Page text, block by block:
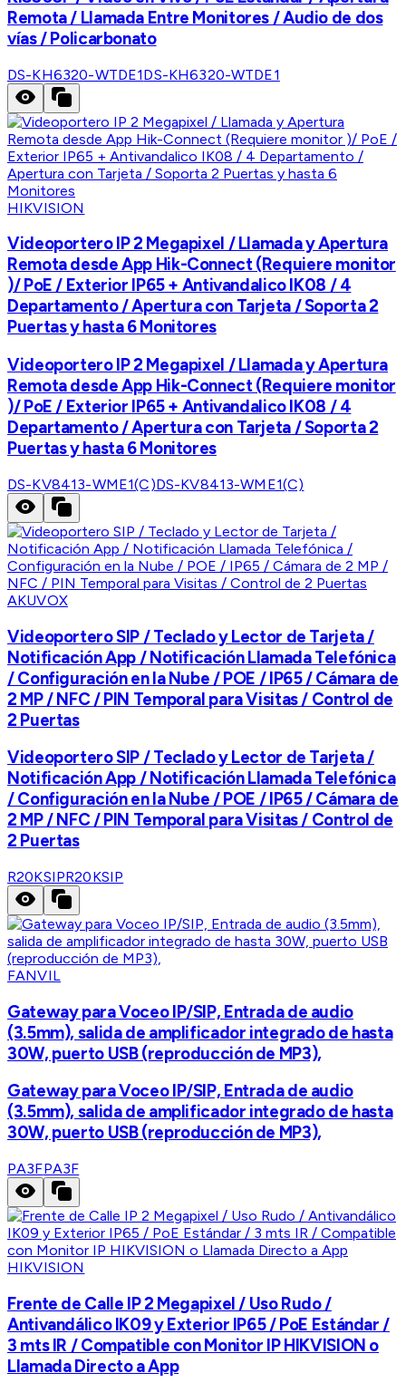
Remota / Llamada Entre Monitores / Audio de dos
vías / Policarbonato
DS-KH6320-WTDE1DS-KH6320-WTDE1
HIKVISION
Videoportero IP 2 Megapixel / Llamada y Apertura
Remota desde App Hik-Connect (Requiere monitor
)/ PoE / Exterior IP65 + Antivandalico IK08 / 4
Departamento / Apertura con Tarjeta / Soporta 2
Puertas y hasta 6 Monitores
Videoportero IP 2 Megapixel / Llamada y Apertura
Remota desde App Hik-Connect (Requiere monitor
)/ PoE / Exterior IP65 + Antivandalico IK08 / 4
Departamento / Apertura con Tarjeta / Soporta 2
Puertas y hasta 6 Monitores
DS-KV8413-WME1(C)DS-KV8413-WME1(C)
AKUVOX
Videoportero SIP / Teclado y Lector de Tarjeta /
Notificación App / Notificación Llamada Telefónica
/ Configuración en la Nube / POE / IP65 / Cámara de
2 MP / NFC / PIN Temporal para Visitas / Control de
2 Puertas
Videoportero SIP / Teclado y Lector de Tarjeta /
Notificación App / Notificación Llamada Telefónica
/ Configuración en la Nube / POE / IP65 / Cámara de
2 MP / NFC / PIN Temporal para Visitas / Control de
2 Puertas
R20KSIPR20KSIP
FANVIL
Gateway para Voceo IP/SIP, Entrada de audio
(3.5mm), salida de amplificador integrado de hasta
30W, puerto USB (reproducción de MP3),
Gateway para Voceo IP/SIP, Entrada de audio
(3.5mm), salida de amplificador integrado de hasta
30W, puerto USB (reproducción de MP3),
PA3FPA3F
HIKVISION
Frente de Calle IP 2 Megapixel / Uso Rudo /
Antivandálico IK09 y Exterior IP65 / PoE Estándar /
3 mts IR / Compatible con Monitor IP HIKVISION o
Llamada Directo a App